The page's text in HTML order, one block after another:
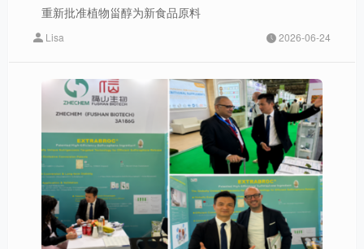
重新批准植物甾醇为新食品原料
Lisa 2026-06-24